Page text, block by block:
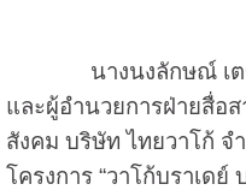
นางนงลักษณ์ เตชะ
และผู้อำนวยการฝ่ายสื่อ
สังคม บริษัท ไทยวาโก้ จ
โครงการ “วาโก้บราเดย์